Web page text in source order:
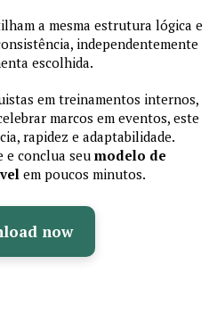
a mesma estrutura lógica e
independentemente
escolhida.
em treinamentos internos,
marcos em eventos, este
rapidez e adaptabilidade.
e conclua seu modelo de
em poucos minutos.
now